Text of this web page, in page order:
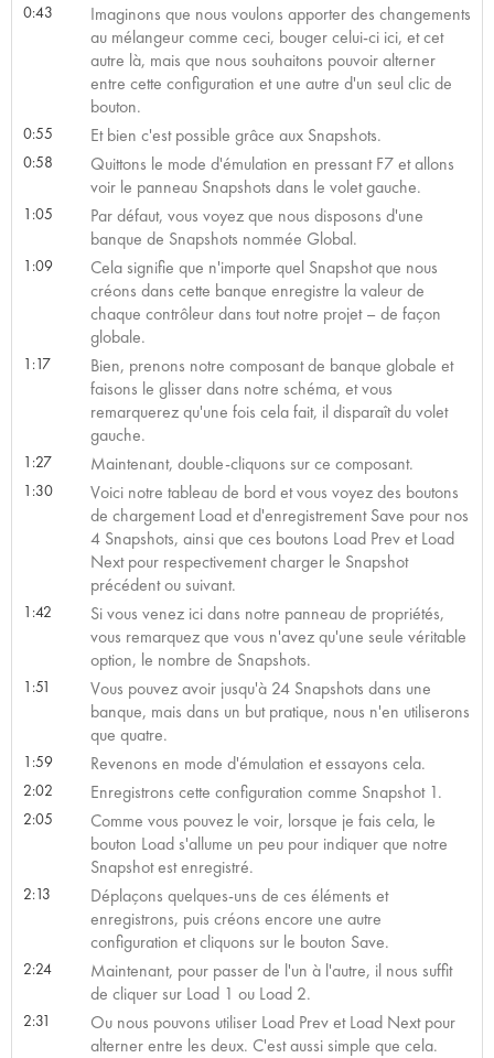
0:43
Imaginons que nous voulons apporter des changements
au mélangeur comme ceci, bouger celui-ci ici, et cet
autre là, mais que nous souhaitons pouvoir alterner
entre cette configuration et une autre d'un seul clic de
bouton.
0:55 Et bien c'est possible grâce aux Snapshots.
0:58
Quittons le mode d'émulation en pressant F7 et allons
voir le panneau Snapshots dans le volet gauche.
1:05
Par défaut, vous voyez que nous disposons d'une
banque de Snapshots nommée Global.
1:09
Cela signifie que n'importe quel Snapshot que nous
créons dans cette banque enregistre la valeur de
chaque contrôleur dans tout notre projet – de façon
globale.
1:17
Bien, prenons notre composant de banque globale et
faisons le glisser dans notre schéma, et vous
remarquerez qu'une fois cela fait, il disparaît du volet
gauche.
1:27 Maintenant, double-cliquons sur ce composant.
1:30
Voici notre tableau de bord et vous voyez des boutons
de chargement Load et d'enregistrement Save pour nos
4 Snapshots, ainsi que ces boutons Load Prev et Load
Next pour respectivement charger le Snapshot
précédent ou suivant.
1:42
Si vous venez ici dans notre panneau de propriétés,
vous remarquez que vous n'avez qu'une seule véritable
option, le nombre de Snapshots.
1:51
Vous pouvez avoir jusqu'à 24 Snapshots dans une
banque, mais dans un but pratique, nous n'en utiliserons
que quatre.
1:59 Revenons en mode d'émulation et essayons cela.
2:02 Enregistrons cette configuration comme Snapshot 1.
2:05
Comme vous pouvez le voir, lorsque je fais cela, le
bouton Load s'allume un peu pour indiquer que notre
Snapshot est enregistré.
2:13
Déplaçons quelques-uns de ces éléments et
enregistrons, puis créons encore une autre
configuration et cliquons sur le bouton Save.
2:24
Maintenant, pour passer de l'un à l'autre, il nous suffit
de cliquer sur Load 1 ou Load 2.
2:31
Ou nous pouvons utiliser Load Prev et Load Next pour
alterner entre les deux. C'est aussi simple que cela.